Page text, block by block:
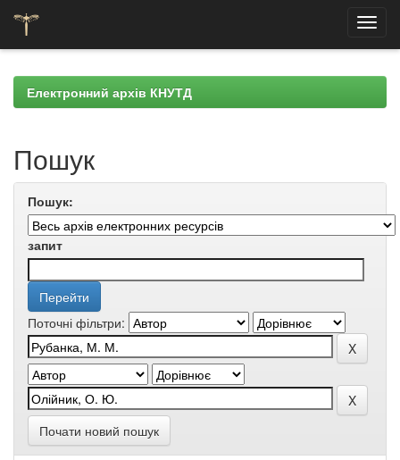
navigationЕлектронний архів КНУТД
Пошук
Пошук:
запит
Поточні фільтри:
Почати новий пошук